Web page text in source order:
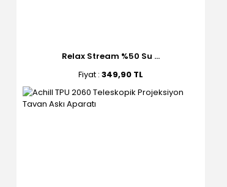
Relax Stream %50 Su ...
Fiyat : 349,90 TL